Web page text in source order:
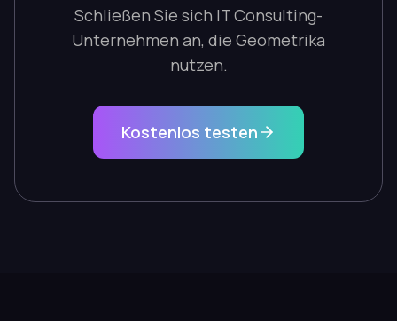
Schließen Sie sich IT Consulting-
Unternehmen an, die Geometrika
nutzen.
Kostenlos testen